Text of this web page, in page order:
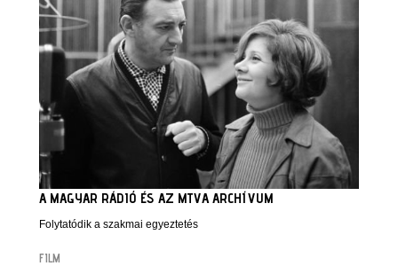
A MAGYAR RÁDIÓ ÉS AZ MTVA ARCHÍVUM
Folytatódik a szakmai egyeztetés
FILM